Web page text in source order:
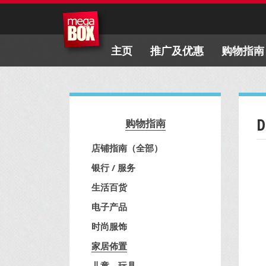
主页 推广及优惠 购物指南
购物指南
店铺指南（全部）
银行 / 服务
生活百货
电子产品
时尚服饰
家居佈置